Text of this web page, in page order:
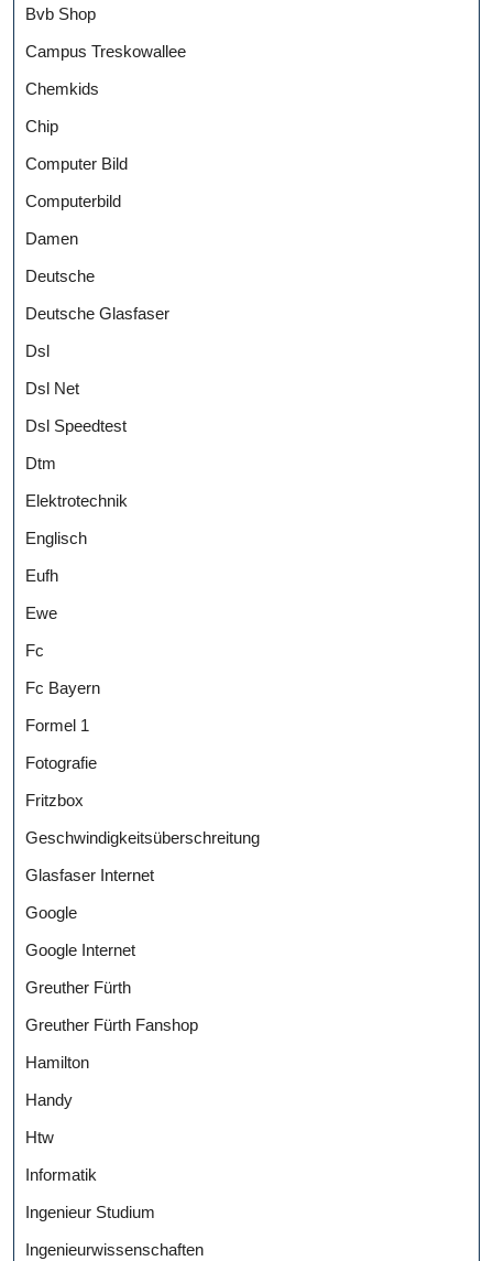
Bvb Shop
Campus Treskowallee
Chemkids
Chip
Computer Bild
Computerbild
Damen
Deutsche
Deutsche Glasfaser
Dsl
Dsl Net
Dsl Speedtest
Dtm
Elektrotechnik
Englisch
Eufh
Ewe
Fc
Fc Bayern
Formel 1
Fotografie
Fritzbox
Geschwindigkeitsüberschreitung
Glasfaser Internet
Google
Google Internet
Greuther Fürth
Greuther Fürth Fanshop
Hamilton
Handy
Htw
Informatik
Ingenieur Studium
Ingenieurwissenschaften